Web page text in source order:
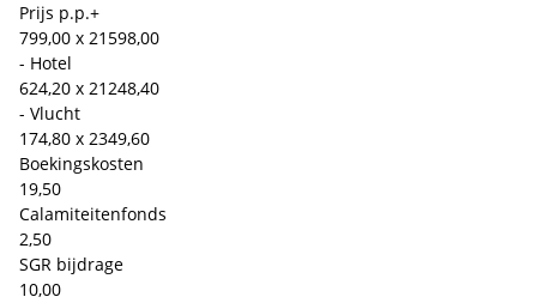
Prijs p.p.+
799,00 x 21598,00
- Hotel
624,20 x 21248,40
- Vlucht
174,80 x 2349,60
Boekingskosten
19,50
Calamiteitenfonds
2,50
SGR bijdrage
10,00